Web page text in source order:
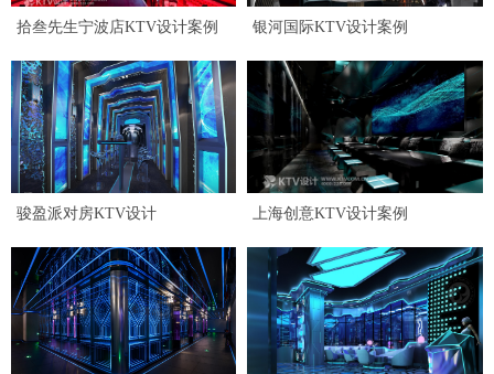
拾叁先生宁波店KTV设计案例 银河国际KTV设计案例
骏盈派对房KTV设计 上海创意KTV设计案例